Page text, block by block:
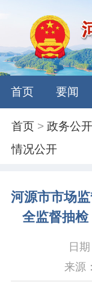
首页 要闻
首页 >政务公开
情况公开
河源市市场
全监督抽
日
来源